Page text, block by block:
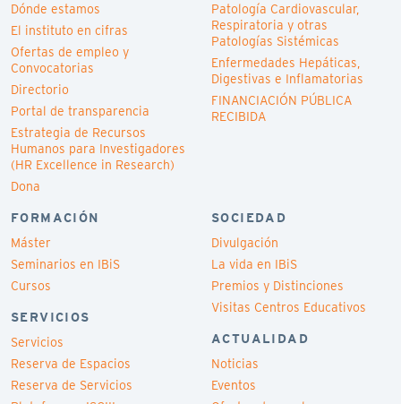
Dónde estamos
El instituto en cifras
Ofertas de empleo y
Convocatorias
Directorio
Portal de transparencia
Estrategia de Recursos
Humanos para Investigadores
(HR Excellence in Research)
Dona
Patología Cardiovascular,
Respiratoria y otras
Patologías Sistémicas
Enfermedades Hepáticas,
Digestivas e Inflamatorias
FINANCIACIÓN PÚBLICA
RECIBIDA
FORMACIÓN
Máster
Seminarios en IBiS
Cursos
SERVICIOS
Servicios
Reserva de Espacios
Reserva de Servicios
SOCIEDAD
Divulgación
La vida en IBiS
Premios y Distinciones
Visitas Centros Educativos
ACTUALIDAD
Noticias
Eventos